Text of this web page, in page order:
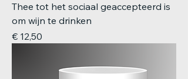
Thee tot het sociaal geaccepteerd is
om wijn te drinken
Prijs
€ 12,50